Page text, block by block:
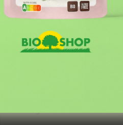
Voedingswaarden
kjoule
beloofd.